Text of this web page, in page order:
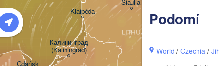
Podomí
World /Czechia /
Klaipėda
Gdańsk
Калининград
(Kaliningrad)
Šiauliai
Vilnius
LITHUANIA